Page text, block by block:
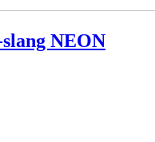
NEON